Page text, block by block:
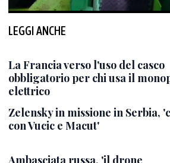
LEGGI ANCHE
La Francia verso l'uso del casco
obbligatorio per chi usa il
elettrico
Zelensky in missione in Serbia,
con Vucic e Macut'
Ambasciata russa, 'il drone